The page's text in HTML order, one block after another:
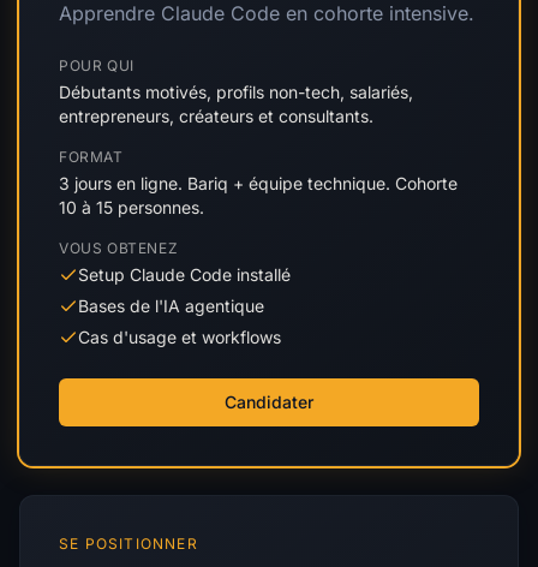
Apprendre Claude Code en cohorte intensive.
POUR QUI
Débutants motivés, profils non-tech, salariés,
entrepreneurs, créateurs et consultants.
FORMAT
3 jours en ligne. Bariq + équipe technique. Cohorte
10 à 15 personnes.
VOUS OBTENEZ
Setup Claude Code installé
Bases de l'IA agentique
Cas d'usage et workflows
Candidater
SE POSITIONNER